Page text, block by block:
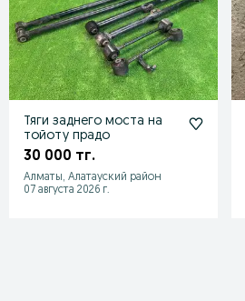
Тяги заднего моста на
тойоту прадо
30 000 тг.
Алматы, Алатауский район
07 августа 2026 г.